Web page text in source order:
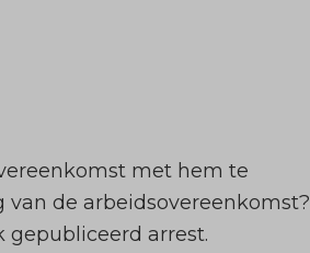
met hem te
de arbeidsovereenkomst?
gepubliceerd arrest.